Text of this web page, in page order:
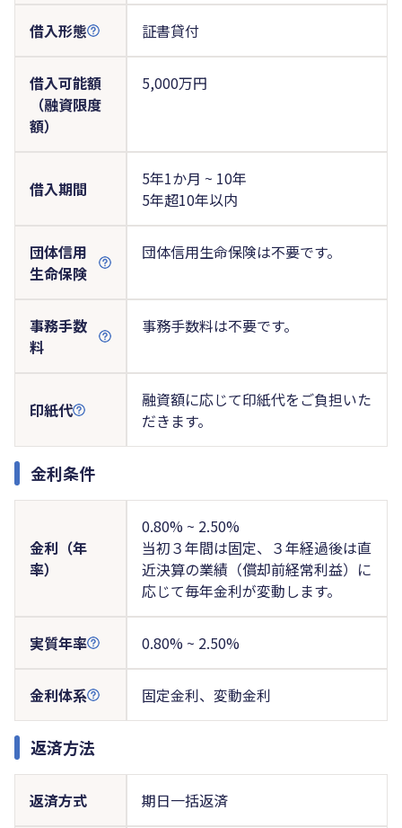
借入形態 証書貸付
借入可能額
（融資限度
額）
5,000万円
借入期間
5年1か月 ~ 10年
5年超10年以内
団体信用
生命保険
団体信用生命保険は不要です。
事務手数
料
事務手数料は不要です。
印紙代
融資額に応じて印紙代をご負担いた
だきます。
金利条件
金利（年
率）
0.80% ~ 2.50%
当初３年間は固定、３年経過後は直
近決算の業績（償却前経常利益）に
応じて毎年金利が変動します。
実質年率 0.80% ~ 2.50%
金利体系 固定金利、変動金利
返済方法
返済方式 期日一括返済